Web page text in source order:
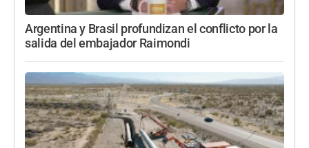
Argentina y Brasil profundizan el conflicto por la
salida del embajador Raimondi